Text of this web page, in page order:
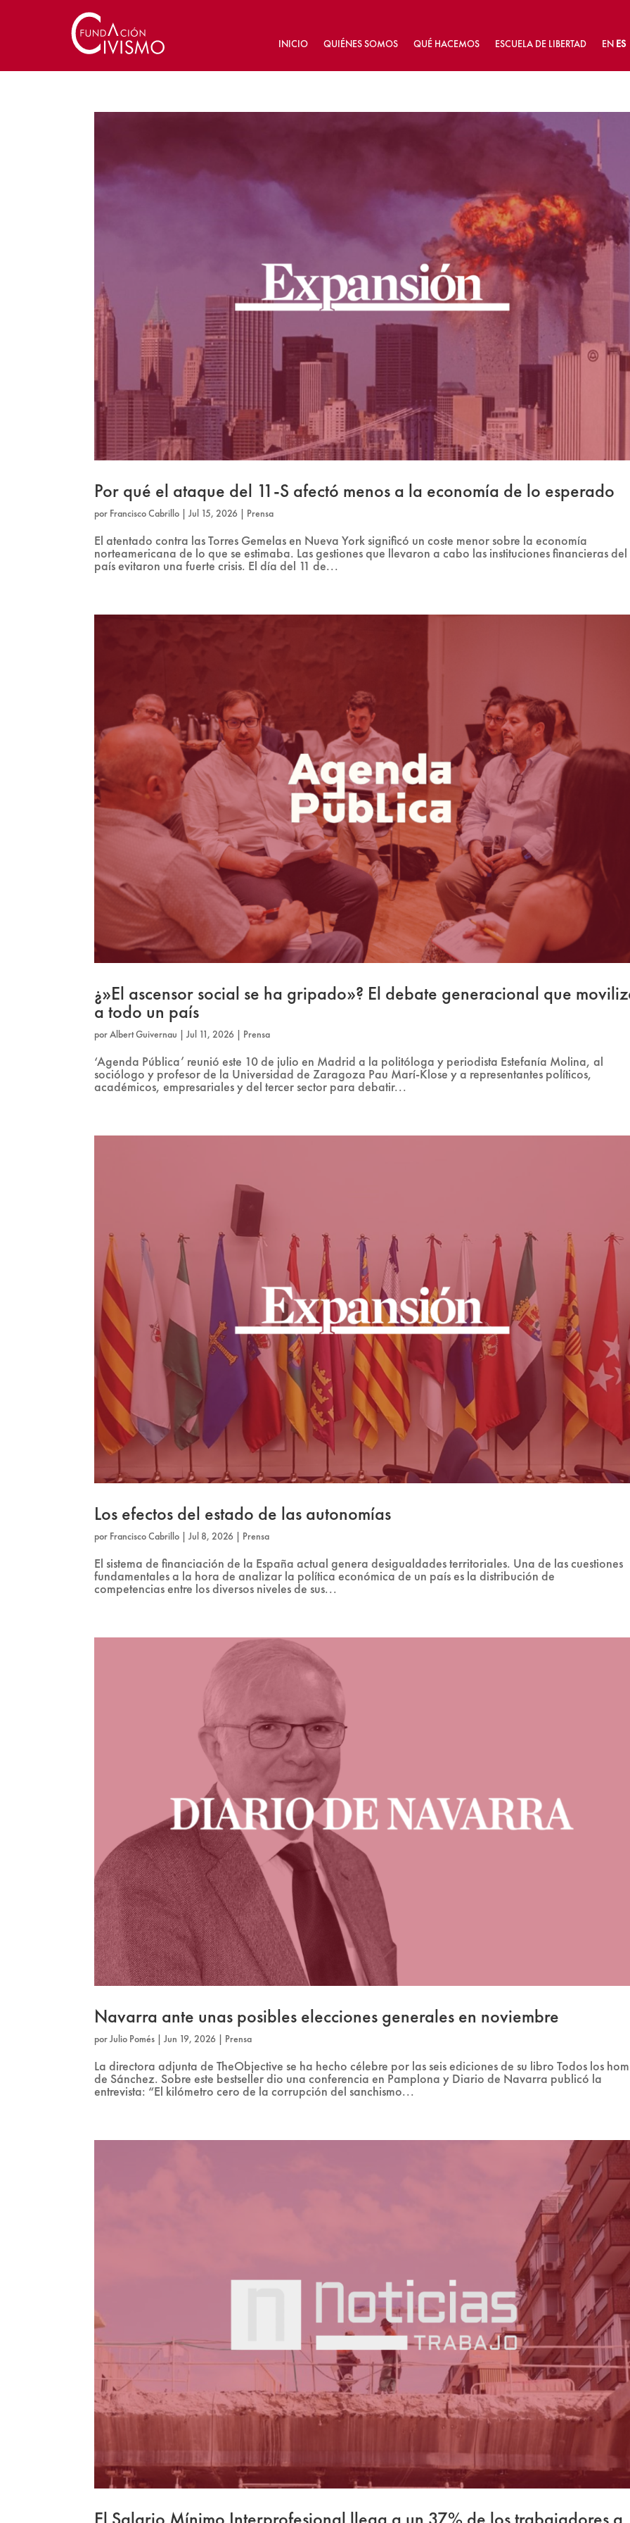
INICIO QUIÉNES SOMOS QUÉ HACEMOS ESCUELA DE LIBERTAD EN ES
Por qué el ataque del 11-S afectó menos a la economía de lo esperado
por Francisco Cabrillo |Jul 15, 2026 | Prensa
El atentado contra las Torres Gemelas en Nueva York significó un coste menor sobre la economía
norteamericana de lo que se estimaba. Las gestiones que llevaron a cabo las instituciones financieras del
país evitaron una fuerte crisis. El día del 11 de...
¿»El ascensor social se ha gripado»? El debate generacional que
a todo un país
porAlbert Guivernau |Jul 11, 2026 | Prensa
‘Agenda Pública’ reunió este 10 de julio en Madrid a la politóloga y periodista Estefanía Molina, al
sociólogo y profesor de la Universidad de Zaragoza Pau Marí-Klose y a representantes políticos,
académicos, empresariales y del tercer sector para debatir...
Los efectos del estado de las autonomías
por Francisco Cabrillo |Jul 8, 2026 | Prensa
El sistema de financiación de la España actual genera desigualdades territoriales. Una de las cuestiones
fundamentales a la hora de analizar la política económica de un país es la distribución de
competencias entre los diversos niveles de sus...
Navarra ante unas posibles elecciones generales en noviembre
porJulio Pomés |Jun 19, 2026 | Prensa
La directora adjunta de TheObjective se ha hecho célebre por las seis ediciones de su libro Todos los
de Sánchez. Sobre este bestseller dio una conferencia en Pamplona y Diario de Navarra publicó la
entrevista: “El kilómetro cero de la corrupción del sanchismo...